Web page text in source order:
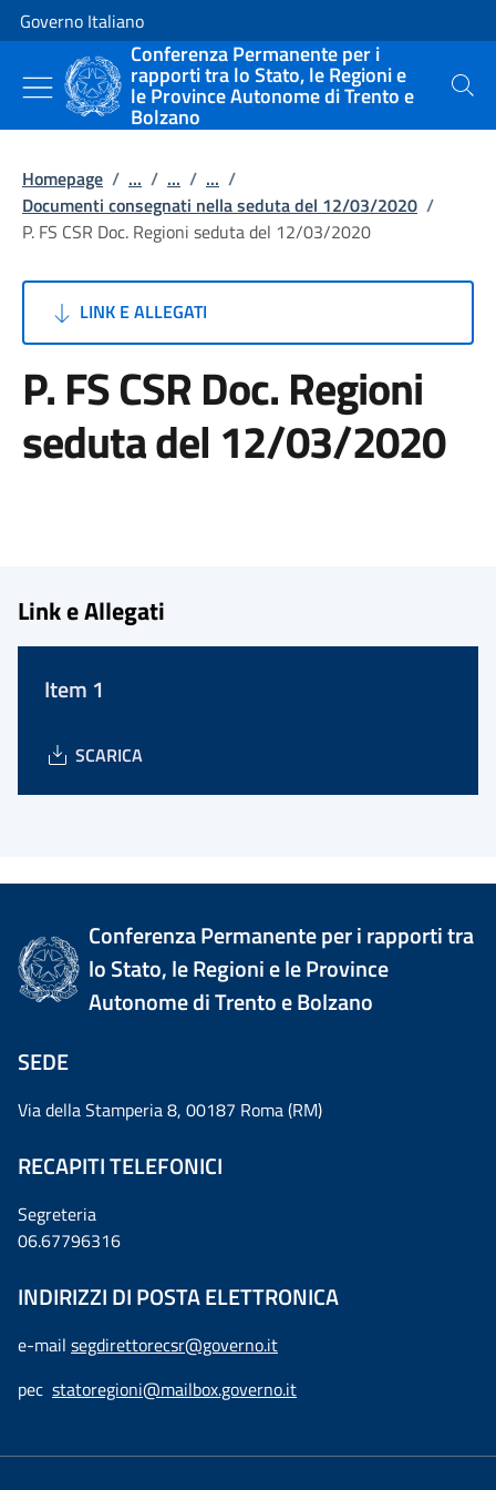
Vai al contenuto
Vai alla navigazione del sito
Governo Italiano
Conferenza Permanente per i
rapporti tra lo Stato, le Regioni e
le Province Autonome di Trento e
Bolzano
Cerca
Homepage / ... / ... / ... /
Documenti consegnati nella seduta del 12/03/2020 /
P. FS CSR Doc. Regioni seduta del 12/03/2020
LINK E ALLEGATI
P. FS CSR Doc. Regioni
seduta del 12/03/2020
Link e Allegati
Item 1
SCARICA
Conferenza Permanente per i rapporti tra
lo Stato, le Regioni e le Province
Autonome di Trento e Bolzano
SEDE
Via della Stamperia 8, 00187 Roma (RM)
RECAPITI TELEFONICI
Segreteria
06.67796316
INDIRIZZI DI POSTA ELETTRONICA
e-mail segdirettorecsr@governo.it
pec statoregioni@mailbox.governo.it